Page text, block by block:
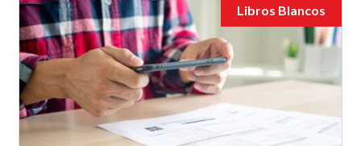
Libros Blancos